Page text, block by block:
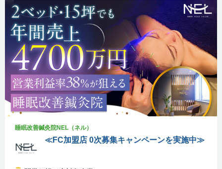
睡眠改善鍼灸院NEL（ネル）
≪FC加盟店 0次募集キャンペーンを実施中≫